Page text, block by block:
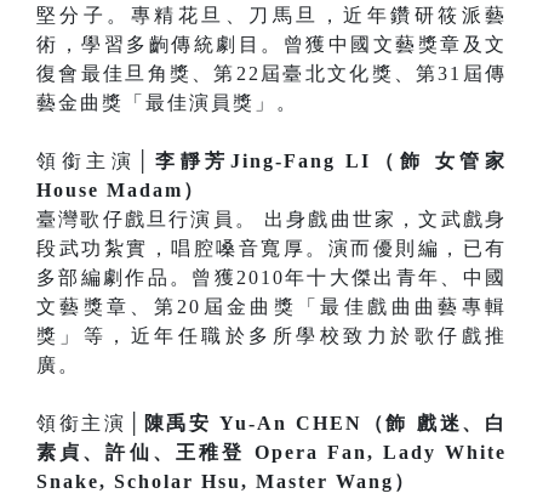
堅分子。專精花旦、刀馬旦，近年鑽研筱派藝
術，學習多齣傳統劇目。曾獲中國文藝獎章及文
復會最佳旦角獎、第22屆臺北文化獎、第31屆傳
藝金曲獎「最佳演員獎」。
領銜主演│
李靜芳Jing-Fang LI（飾 女管家
House Madam）
臺灣歌仔戲旦行演員。 出身戲曲世家，文武戲身
段武功紮實，唱腔嗓音寬厚。演而優則編，已有
多部編劇作品。曾獲2010年十大傑出青年、中國
文藝獎章、第20屆金曲獎「最佳戲曲曲藝專輯
獎」等，近年任職於多所學校致力於歌仔戲推
廣。
領銜主演│
陳禹安 Yu-An CHEN（飾 戲迷、白
素貞、許仙、王稚登 Opera Fan, Lady White
Snake, Scholar Hsu, Master Wang）